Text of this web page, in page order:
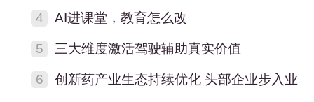
4 AI进课堂，教育怎么改
5 三大维度激活驾驶辅助真实价值
6 创新药产业生态持续优化 头部企业步入业